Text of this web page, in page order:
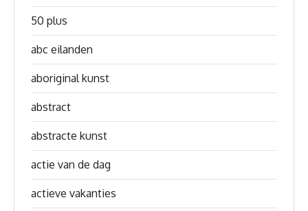
50 plus
abc eilanden
aboriginal kunst
abstract
abstracte kunst
actie van de dag
actieve vakanties